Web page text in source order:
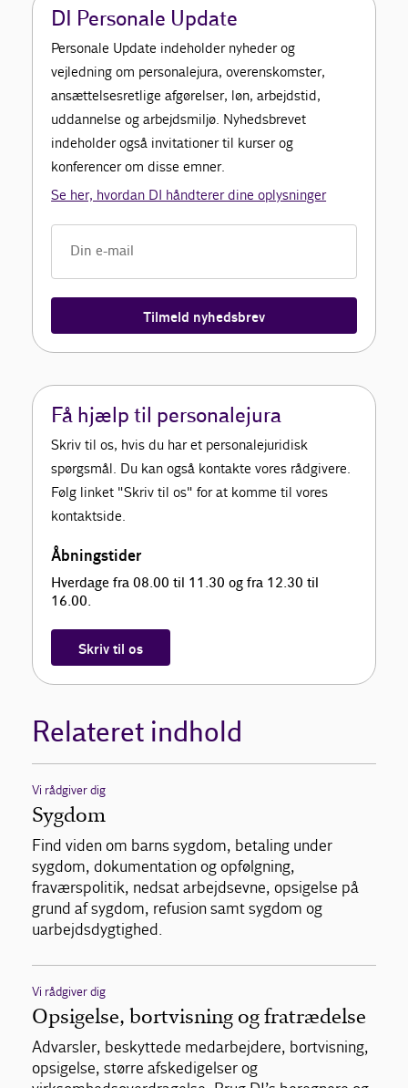
DI Personale Update
Personale Update indeholder nyheder og
vejledning om personalejura, overenskomster,
ansættelsesretlige afgørelser, løn, arbejdstid,
uddannelse og arbejdsmiljø. Nyhedsbrevet
indeholder også invitationer til kurser og
konferencer om disse emner.
Se her, hvordan DI håndterer dine oplysninger
Tilmeld nyhedsbrev
Få hjælp til personalejura
Skriv til os, hvis du har et personalejuridisk
spørgsmål. Du kan også kontakte vores rådgivere.
Følg linket "Skriv til os" for at komme til vores
kontaktside.
Åbningstider
Hverdage fra 08.00 til 11.30 og fra 12.30 til
16.00.
Skriv til os
Relateret indhold
Vi rådgiver dig
Sygdom
Find viden om barns sygdom, betaling under
sygdom, dokumentation og opfølgning,
fraværspolitik, nedsat arbejdsevne, opsigelse på
grund af sygdom, refusion samt sygdom og
uarbejdsdygtighed.
Vi rådgiver dig
Opsigelse, bortvisning og fratrædelse
Advarsler, beskyttede medarbejdere, bortvisning,
opsigelse, større afskedigelser og